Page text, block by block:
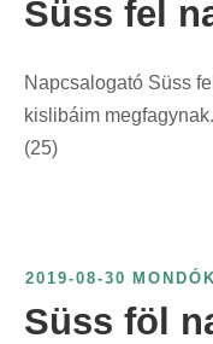
Süss fel
Napcsalogató Süss
kislibáim
(25)
2019-08-30
Süss föl